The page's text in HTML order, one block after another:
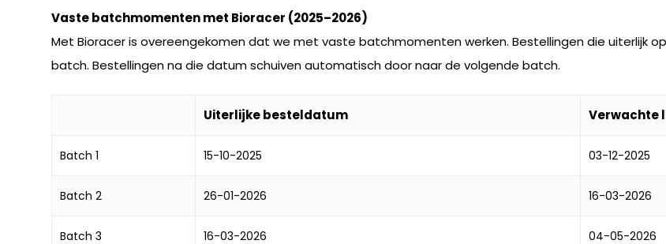
Vaste batchmomenten met Bioracer (2025–2026)
Met Bioracer is overeengekomen dat we met vaste batchmomenten werken. Bestellingen die uiterlijk
batch. Bestellingen na die datum schuiven automatisch door naar de volgende batch.
Uiterlijke besteldatum Verwachte
Batch 1 15-10-2025 03-12-2025
Batch 2 26-01-2026 16-03-2026
Batch 3 16-03-2026 04-05-2026